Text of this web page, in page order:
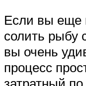
Если вы еще
солить рыбу
вы очень
процесс